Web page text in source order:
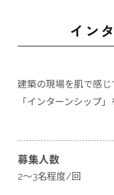
イン
建築の現場を肌で感じ
「インターンシップ
募集人数
2～3名程度/回